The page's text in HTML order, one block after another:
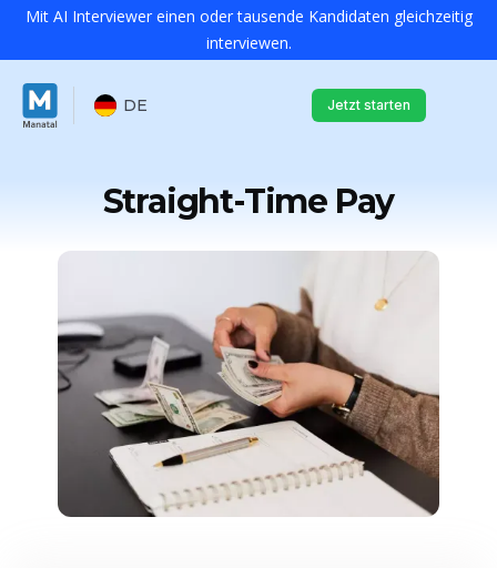
Mit AI Interviewer einen oder tausende Kandidaten gleichzeitig
interviewen.
DE Jetzt starten
Straight-Time Pay